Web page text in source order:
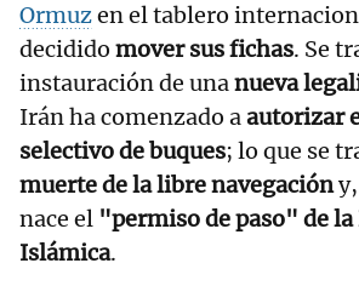
Ormuzen el tablero
decidido mover sus fichas. Se
instauración de unanueva
Irán ha comenzado aautorizar
selectivo de buques; lo que se
muerte de la libre navegacióny,
nace el "permiso de paso" de la
Islámica.